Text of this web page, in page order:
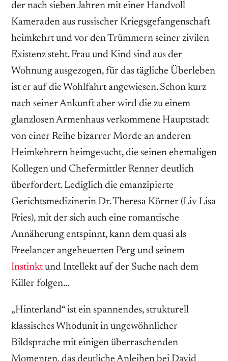
der nach sieben Jahren mit einer Handvoll
Kameraden aus russischer Kriegsgefangenschaft
heimkehrt und vor den Trümmern seiner zivilen
Existenz steht. Frau und Kind sind aus der
Wohnung ausgezogen, für das tägliche Überleben
ist er auf die Wohlfahrt angewiesen. Schon kurz
nach seiner Ankunft aber wird die zu einem
glanzlosen Armenhaus verkommene Hauptstadt
von einer Reihe bizarrer Morde an anderen
Heimkehrern heimgesucht, die seinen ehemaligen
Kollegen und Chefermittler Renner deutlich
überfordert. Lediglich die emanzipierte
Gerichtsmedizinerin Dr. Theresa Körner (Liv Lisa
Fries), mit der sich auch eine romantische
Annäherung entspinnt, kann dem quasi als
Freelancer angeheuerten Perg und seinem
Instinktund Intellekt auf der Suche nach dem
Killer folgen…
„Hinterland“ ist ein spannendes, strukturell
klassisches Whodunit in ungewöhnlicher
Bildsprache mit einigen überraschenden
Momenten, das deutliche Anleihen bei David